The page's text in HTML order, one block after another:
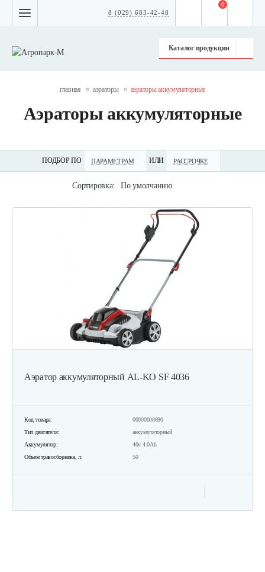
8 (029) 683-42-48
Каталог продукции
0
главная аэраторы аэраторы аккумуляторные
Аэраторы аккумуляторные
ПОДБОР ПО ПАРАМЕТРАМ ИЛИ РАССРОЧКЕ
Сортировка: По умолчанию
Аэратор аккумуляторный AL-KO SF 4036
Код товара:
00000008690
Тип двигателя:
аккумуляторный
Аккумулятор:
40v 4.0Ah
Объем травосборника, л:
50